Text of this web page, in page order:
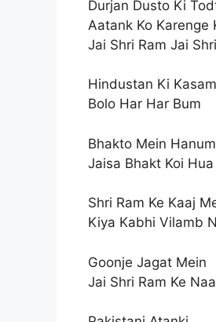
Durjan Dusto Ki
Aatank Ko Karenge
Jai Shri Ram Jai
Hindustan Ki Kasam
Bolo Har Har Bum
Bhakto Mein
Jaisa Bhakt Koi
Shri Ram Ke Kaaj
Kiya Kabhi Vilamb
Goonje Jagat Mein
Jai Shri Ram Ke